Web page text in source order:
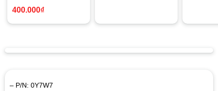
400.000₫
– P/N: 0Y7W7